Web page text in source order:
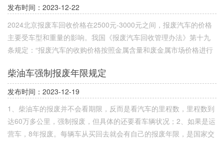
发布时间：2023-12-22
2024北京报废车回收价格在2500元-3000元之间，报废汽车的价格
主要受车型和重量的影响。我国《报废汽车回收管理办法》第十九
条规定：“报废汽车的收购价格按照金属含量和废金属市场价格进行
地废钢市场的收购价格，以及合理的拆卸和托运费用进行定价。
柴油车强制报废年限规定
发布时间：2023-12-19
1、柴油车的报废并不会看期限，反而是看汽车的里程数，里程数到
达60万多公里，强制报废，但具体的还要看车辆状况；2、如果是运
营车，8年报废。每辆车从买回去就会有自己的报废年限，是国家交